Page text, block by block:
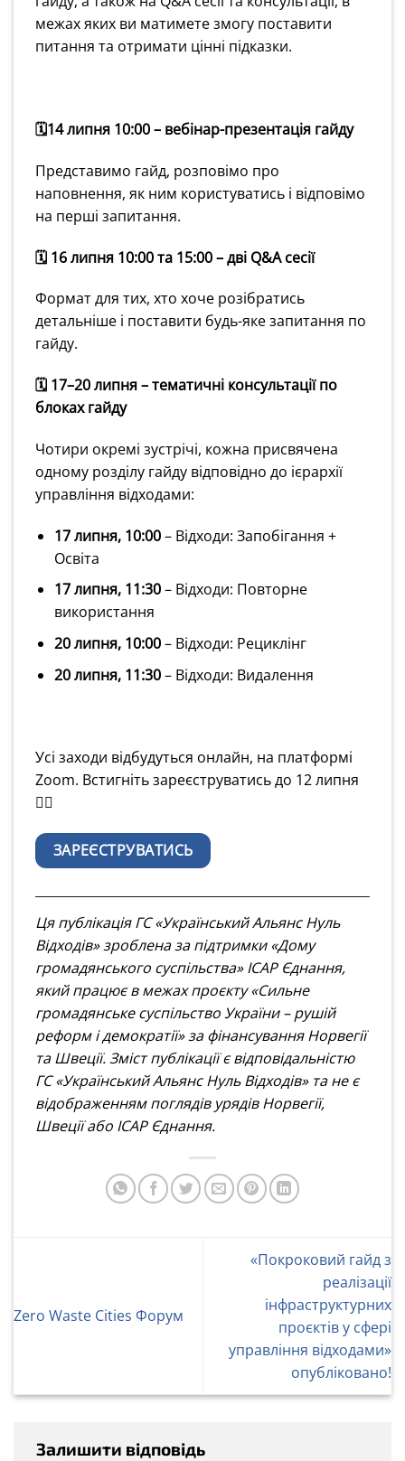
межах яких ви матимете змогу поставити
питання та отримати цінні підказки.
🗓14 липня 10:00 – вебінар-презентація гайду
Представимо гайд, розповімо про
наповнення, як ним користуватись і відповімо
на перші запитання.
🗓 16 липня 10:00 та 15:00 – дві Q&A сесії
Формат для тих, хто хоче розібратись
детальніше і поставити будь-яке запитання по
гайду.
🗓 17–20 липня – тематичні консультації по
блоках гайду
Чотири окремі зустрічі, кожна присвячена
одному розділу гайду відповідно до ієрархії
управління відходами:
17 липня, 10:00– Відходи: Запобігання +
Освіта
17 липня, 11:30– Відходи: Повторне
використання
20 липня, 10:00– Відходи: Рециклінг
20 липня, 11:30– Відходи: Видалення
Усі заходи відбудуться онлайн, на платформі
Zoom. Встигніть зареєструватись до 12 липня
👇🏻
ЗАРЕЄСТРУВАТИСЬ
Ця публікація ГС «Український Альянс Нуль
Відходів» зроблена за підтримки «Дому
громадянського суспільства» ІСАР Єднання,
який працює в межах проєкту «Сильне
громадянське суспільство України – рушій
реформ і демократії» за фінансування Норвегії
та Швеції. Зміст публікації є відповідальністю
ГС «Український Альянс Нуль Відходів» та не є
відображенням поглядів урядів Норвегії,
Швеції або ІСАР Єднання.
Zero Waste Cities Форум
«Покроковий гайд з
реалізації
інфраструктурних
проєктів у сфері
управління відходами»
опубліковано!
Залишити відповідь